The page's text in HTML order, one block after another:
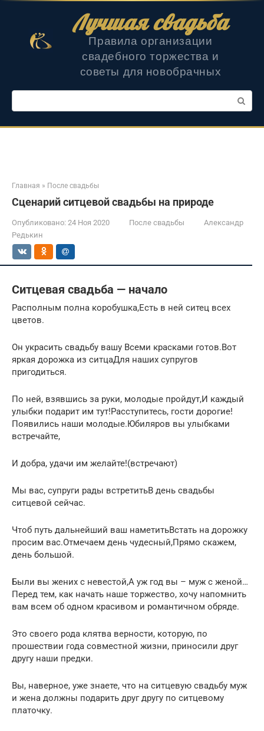
Лучшая свадьба
Правила организации
свадебного торжества и
советы для новобрачных
Поиск:
Главная » После свадьбы
Сценарий ситцевой свадьбы на природе
Опубликовано: 24 Ноя 2020 После свадьбы
Александр
Редькин
Ситцевая свадьба — начало
Располным полна коробушка,Есть в ней ситец всех
цветов.
Он украсить свадьбу вашу Всеми красками готов.Вот
яркая дорожка из ситцаДля наших супругов
пригодиться.
По ней, взявшись за руки, молодые пройдут,И каждый
улыбки подарит им тут!Расступитесь, гости дорогие!
Появились наши молодые.Юбиляров вы улыбками
встречайте,
И добра, удачи им желайте!(встречают)
Мы вас, супруги рады встретитьВ день свадьбы
ситцевой сейчас.
Чтоб путь дальнейший ваш наметитьВстать на дорожку
просим вас.Отмечаем день чудесный,Прямо скажем,
день большой.
Были вы жених с невестой,А уж год вы – муж с женой…
Перед тем, как начать наше торжество, хочу напомнить
вам всем об одном красивом и романтичном обряде.
Это своего рода клятва верности, которую, по
прошествии года совместной жизни, приносили друг
другу наши предки.
Вы, наверное, уже знаете, что на ситцевую свадьбу муж
и жена должны подарить друг другу по ситцевому
платочку.